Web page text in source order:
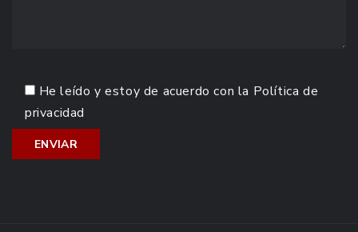
He leído y estoy de acuerdo con la Política de
privacidad